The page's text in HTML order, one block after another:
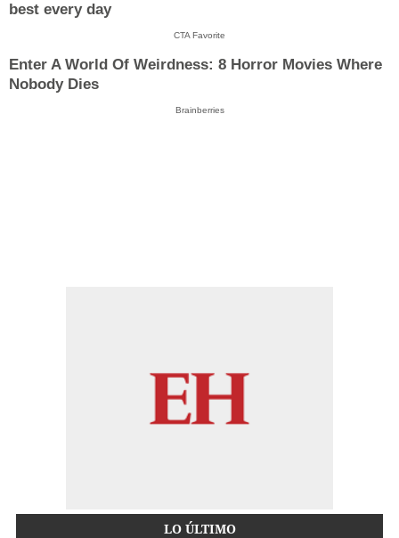
best every day
CTA Favorite
Enter A World Of Weirdness: 8 Horror Movies Where
Nobody Dies
Brainberries
LO ÚLTIMO